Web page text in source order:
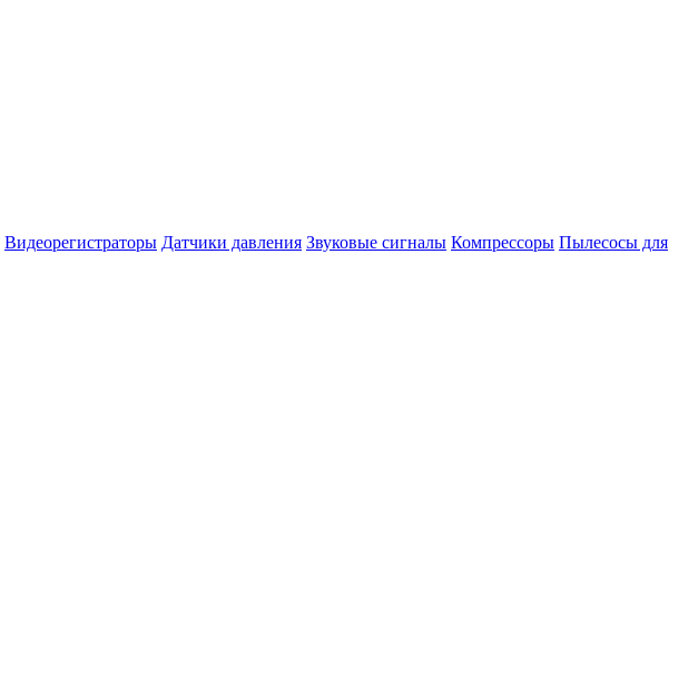
Видеорегистраторы Датчики давления Звуковые сигналы Компрессоры Пылесосы для